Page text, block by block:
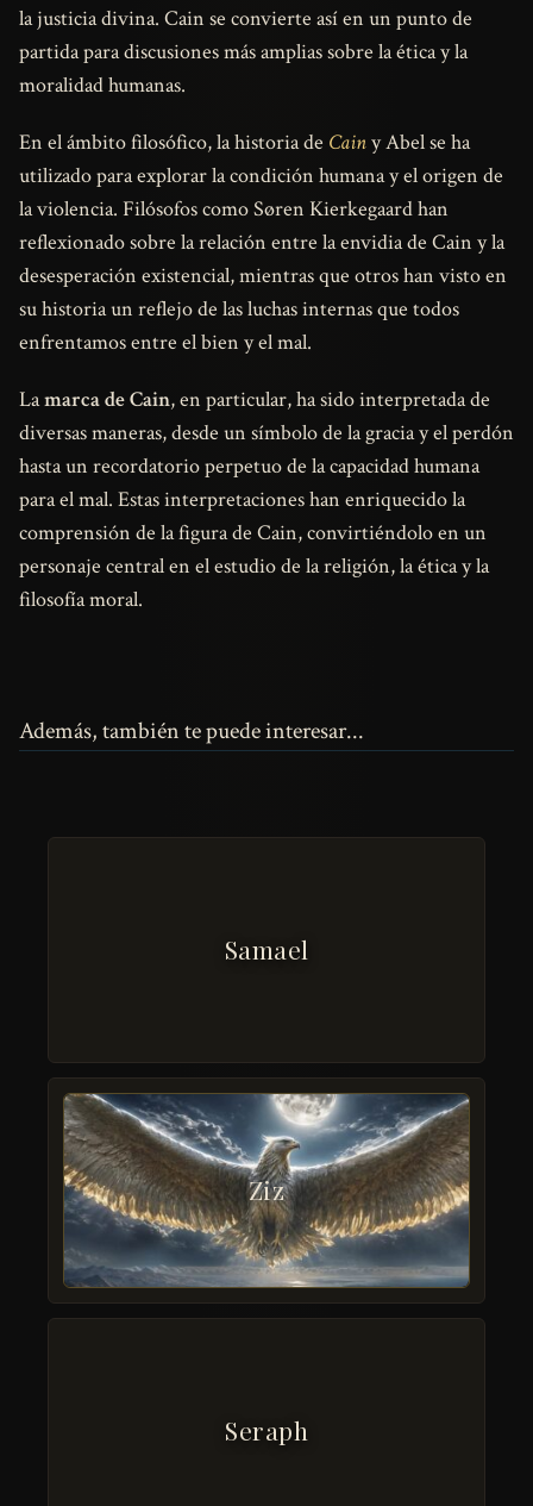
la justicia divina. Cain se convierte así en un punto de
partida para discusiones más amplias sobre la ética y la
moralidad humanas.
En el ámbito filosófico, la historia de Cainy Abel se ha
utilizado para explorar la condición humana y el origen de
la violencia. Filósofos como Søren Kierkegaard han
reflexionado sobre la relación entre la envidia de Cain y la
desesperación existencial, mientras que otros han visto en
su historia un reflejo de las luchas internas que todos
enfrentamos entre el bien y el mal.
Lamarca de Cain, en particular, ha sido interpretada de
diversas maneras, desde un símbolo de la gracia y el perdón
hasta un recordatorio perpetuo de la capacidad humana
para el mal. Estas interpretaciones han enriquecido la
comprensión de la figura de Cain, convirtiéndolo en un
personaje central en el estudio de la religión, la ética y la
filosofía moral.
Además, también te puede interesar...
Samael
Ziz
Seraph